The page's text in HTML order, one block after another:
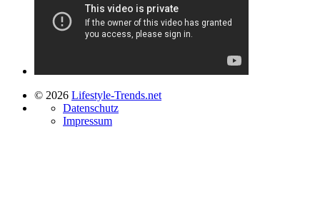
© 2026 Lifestyle-Trends.net
Datenschutz
Impressum